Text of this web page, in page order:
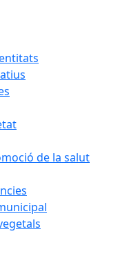
de la salut